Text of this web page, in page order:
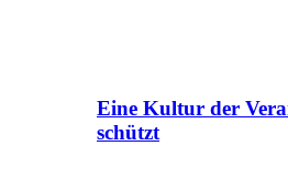
Eine Kultur der
schützt